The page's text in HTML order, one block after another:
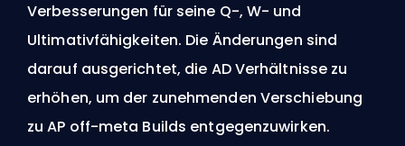
Verbesserungen für seine Q-, W- und
Ultimativfähigkeiten. Die Änderungen sind
darauf ausgerichtet, die ADVerhältnisse zu
erhöhen, um der zunehmenden Verschiebung
zu AP off-meta Builds entgegenzuwirken.